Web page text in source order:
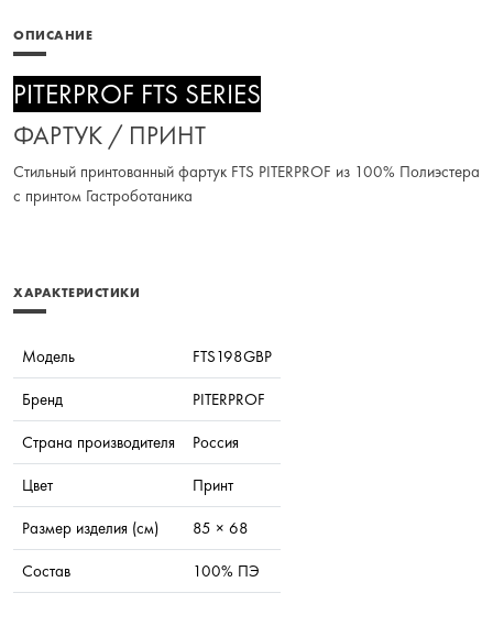
ОПИСАНИЕ
PITERPROF FTS SERIES
ФАРТУК / ПРИНТ
Стильный принтованный фартук FTS PITERPROF из 100% Полиэстера
с принтом Гастроботаника
ХАРАКТЕРИСТИКИ
Модель
FTS198GBP
Бренд
PITERPROF
Страна производителя
Россия
Цвет
Принт
Размер изделия (см)
85 × 68
Состав
100% ПЭ